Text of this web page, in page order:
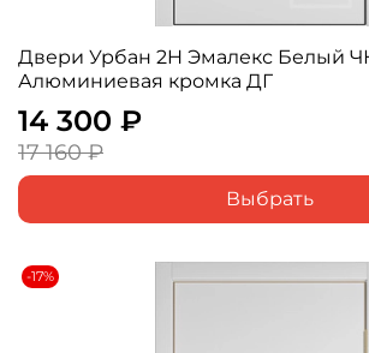
Двери Урбан 2H Эмалекс Белый
Алюминиевая кромка ДГ
14 300 ₽
17 160 ₽
Выбрать
-17%